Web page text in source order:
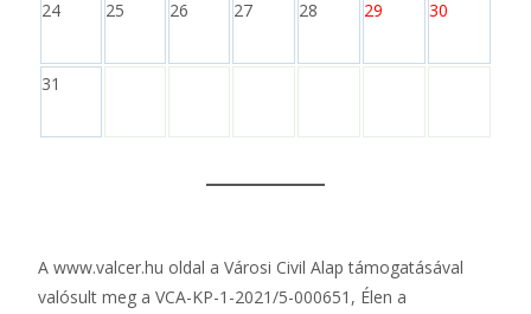
24 25 26 27 28 29 30
31
A www.valcer.hu oldal a Városi Civil Alap támogatásával
valósult meg a VCA-KP-1-2021/5-000651, Élen a